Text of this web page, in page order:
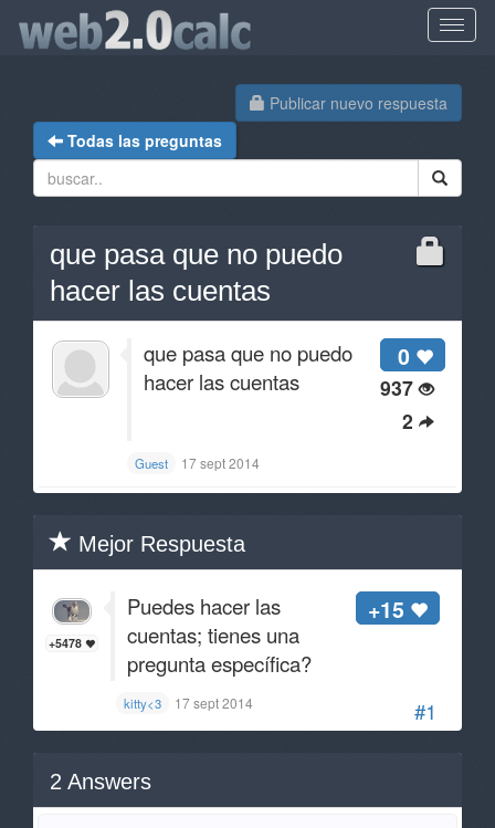
Publicar nuevo respuesta
Todas las preguntas
que pasa que no puedo
hacer las cuentas
0
937
2
que pasa que no puedo
hacer las cuentas
Guest 17 sept 2014
Mejor Respuesta
#1
+5478
+15
Puedes hacer las
cuentas; tienes una
pregunta específica?
kitty<3 17 sept 2014
2 Answers